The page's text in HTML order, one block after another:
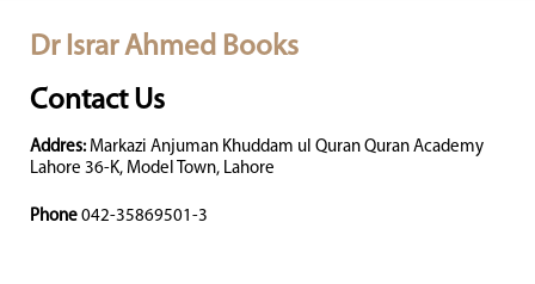
Dr Israr Ahmed Books
Contact Us
Addres: Markazi Anjuman Khuddam ul Quran Quran Academy
Lahore 36-K, Model Town, Lahore
Phone 042-35869501-3